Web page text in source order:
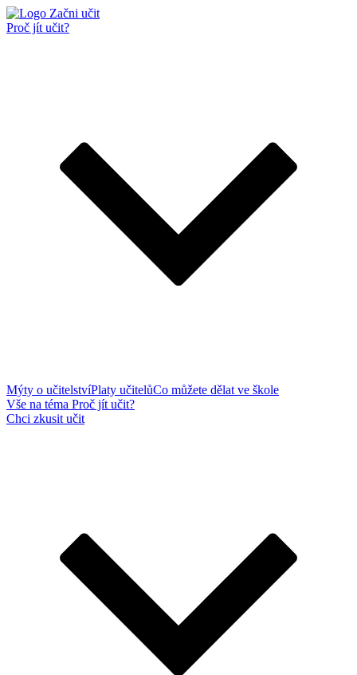
Proč jít učit?
Mýty o učitelstvíPlaty učitelůCo můžete dělat ve škole
Vše na téma Proč jít učit?
Chci zkusit učit